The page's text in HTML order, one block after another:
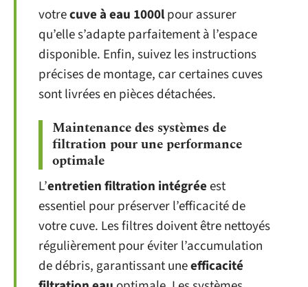
votrecuve à eau 1000lpour assurer
qu’elle s’adapte parfaitement à l’espace
disponible. Enfin, suivez les instructions
précises de montage, car certaines cuves
sont livrées en pièces détachées.
Maintenance des systèmes de
filtration pour une performance
optimale
L’entretien filtration intégréeest
essentiel pour préserver l’efficacité de
votre cuve. Les filtres doivent être nettoyés
régulièrement pour éviter l’accumulation
de débris, garantissant uneefficacité